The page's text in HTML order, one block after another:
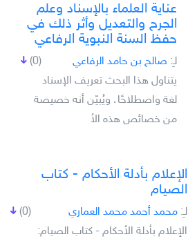
عناية العلماء بالإسناد وعلم
الجرح والتعديل وأثر ذلك في
حفظ السنة النبوية الرفاعي
(0) لـِ: صالح بن حامد الرفاعي
يتناول هذا البحث تعريف الإسناد
لغة واصطلاحًا، ويُبيّن أنه خصيصة
من خصائص هذه الأ
الإعلام بأدلة الأحكام - كتاب
الصيام
(0) لـِ: محمد أحمد محمد العماري
الإعلام بأدلة الأحكام - كتاب الصيام: